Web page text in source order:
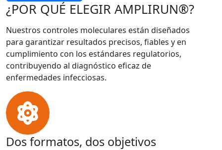
¿POR QUÉ ELEGIR AMPLIRUN®?
Nuestros controles moleculares están diseñados
para garantizar resultados precisos, fiables y en
cumplimiento con los estándares regulatorios,
contribuyendo al diagnóstico eficaz de
enfermedades infecciosas.
Dos formatos, dos objetivos